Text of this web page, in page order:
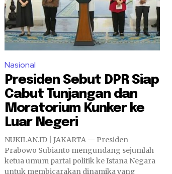
Nasional
Presiden Sebut DPR Siap
Cabut Tunjangan dan
Moratorium Kunker ke
Luar Negeri
NUKILAN.ID | JAKARTA — Presiden
Prabowo Subianto mengundang sejumlah
ketua umum partai politik ke Istana Negara
untuk membicarakan dinamika yang